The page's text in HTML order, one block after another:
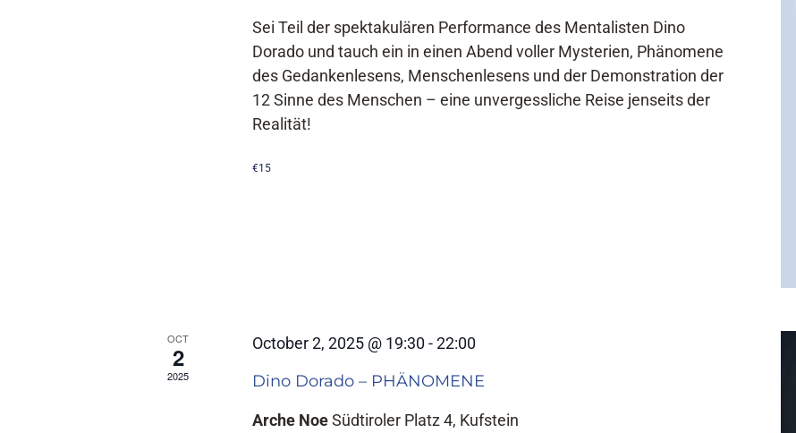
Sei Teil der spektakulären Performance des Mentalisten Dino
Dorado und tauch ein in einen Abend voller Mysterien, Phänomene
des Gedankenlesens, Menschenlesens und der Demonstration der
12 Sinne des Menschen – eine unvergessliche Reise jenseits der
Realität!
€15
OCT
2
2025
October 2, 2025 @ 19:30 -22:00
Dino Dorado – PHÄNOMENE
Arche NoeSüdtiroler Platz 4, Kufstein